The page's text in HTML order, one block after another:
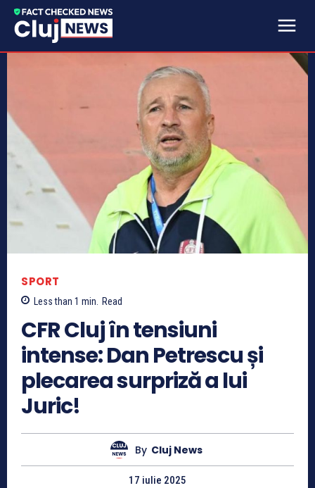
SPORT
Less than 1 min. Read
CFR Cluj în tensiuni
intense: Dan Petrescu și
plecarea surpriză a lui
Juric!
By Cluj News
17 iulie 2025